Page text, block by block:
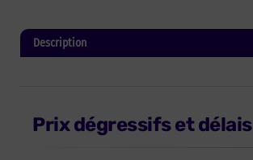
chaîne
Description
Prix dégressifs et délais